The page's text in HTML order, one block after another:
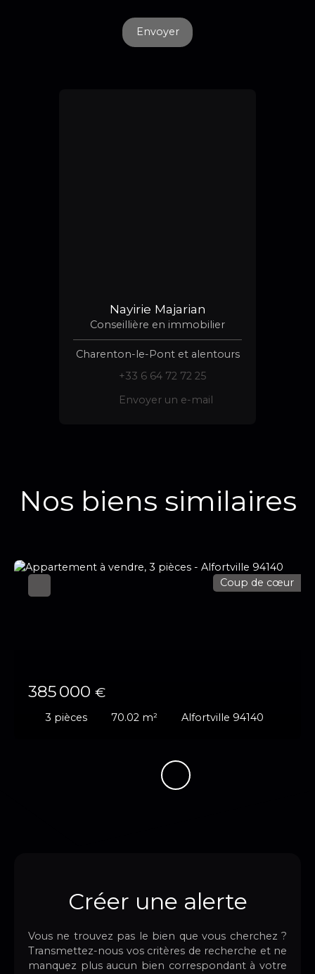
Envoyer
Nayirie Majarian
Conseillière en immobilier
Charenton-le-Pont et alentours
+33 6 64 72 72 25
Envoyer un e-mail
Nos biens similaires
385 000 €
3 pièces 70.02 m² Alfortville 94140
Coup de cœur
Créer une alerte
Vous ne trouvez pas le bien que vous cherchez ?
Transmettez-nous vos critères de recherche et ne
manquez plus aucun bien correspondant à votre